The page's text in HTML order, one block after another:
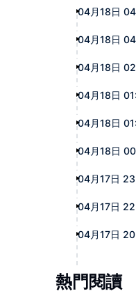
04月18日
04月18日
04月18日
04月18日
04月18日
04月18日
04月17日
04月17日
04月17日
熱門閱讀